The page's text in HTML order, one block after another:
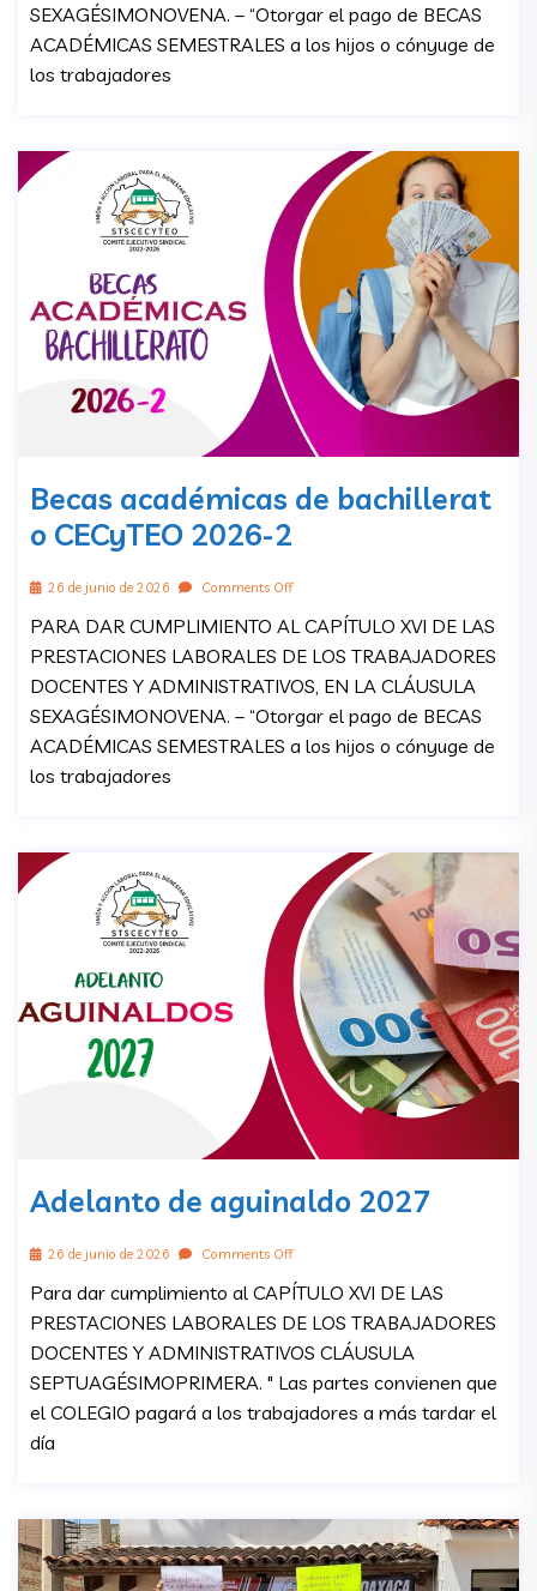
SEXAGÉSIMONOVENA. – “Otorgar el pago de BECAS
ACADÉMICAS SEMESTRALES a los hijos o cónyuge de
los trabajadores
Becas académicas de bachillerat
o CECyTEO 2026-2
26 de junio de 2026 Comments Off
PARA DAR CUMPLIMIENTO AL CAPÍTULO XVI DE LAS
PRESTACIONES LABORALES DE LOS TRABAJADORES
DOCENTES Y ADMINISTRATIVOS, EN LA CLÁUSULA
SEXAGÉSIMONOVENA. – “Otorgar el pago de BECAS
ACADÉMICAS SEMESTRALES a los hijos o cónyuge de
los trabajadores
Adelanto de aguinaldo 2027
26 de junio de 2026 Comments Off
Para dar cumplimiento al CAPÍTULO XVI DE LAS
PRESTACIONES LABORALES DE LOS TRABAJADORES
DOCENTES Y ADMINISTRATIVOS CLÁUSULA
SEPTUAGÉSIMOPRIMERA. " Las partes convienen que
el COLEGIO pagará a los trabajadores a más tardar el
día